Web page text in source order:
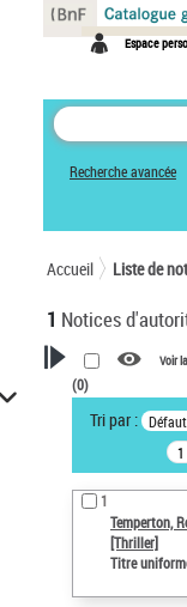
Espace
Recherche avancée
Accueil Liste de
1 Notices
VOTRE
Recherche
notices
Œuvres liées à
Temperton,
Sauvegarder
AFFINER
Voir
(0)
Tri par : Défaut
1
Temperton,
[Thriller]
Titre
Panneau de gestion des